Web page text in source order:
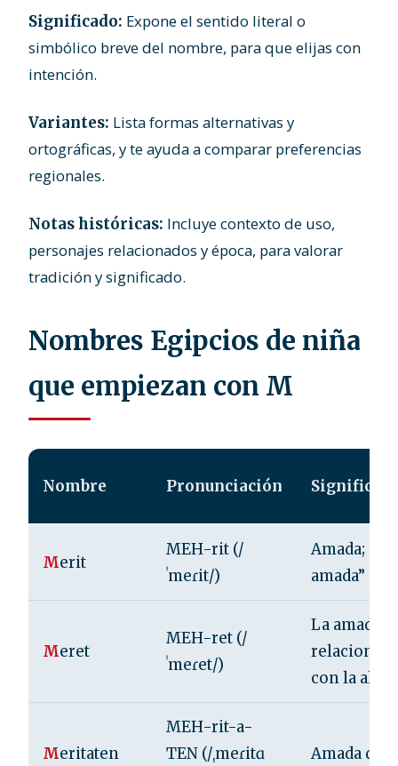
Significado: Expone el sentido literal o
simbólico breve del nombre, para que elijas con
intención.
Variantes: Lista formas alternativas y
ortográficas, y te ayuda a comparar preferencias
regionales.
Notas históricas: Incluye contexto de uso,
personajes relacionados y época, para valorar
tradición y significado.
Nombres Egipcios de niña
que empiezan con M
Nombre Pronunciación
Merit
MEH-rit (/
ˈmeɾit/)
Amada; “la
amada”
Meret
MEH-ret (/
ˈmeɾet/)
La amada;
relacionada
con la
Meritaten
MEH-rit-a-
TEN (/ˌmeɾitɑ
Amada de